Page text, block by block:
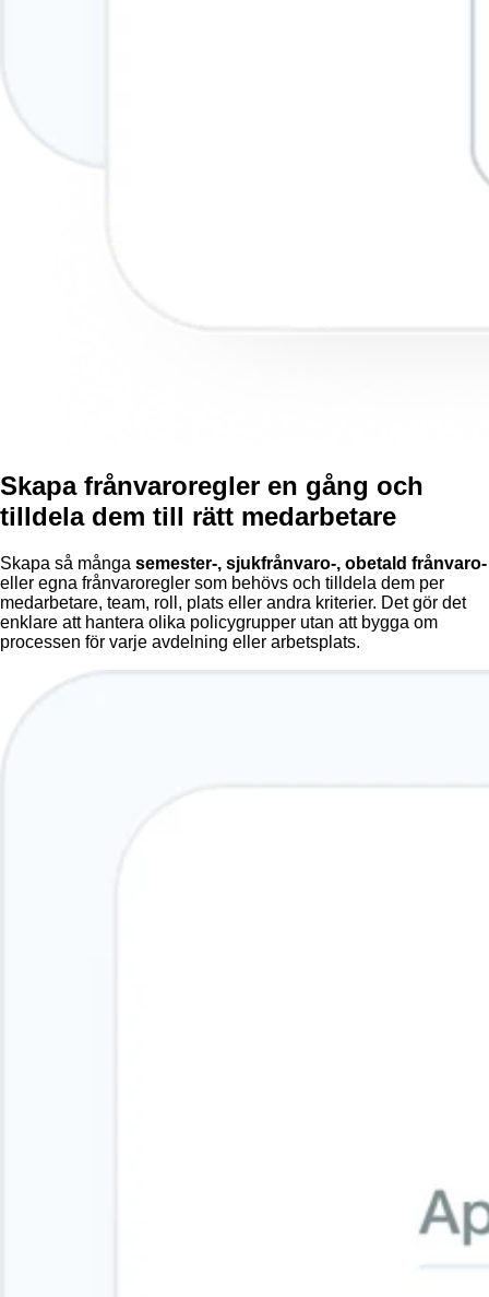
Skapa frånvaroregler en gång och
tilldela dem till rätt medarbetare
Skapa så många semester-, sjukfrånvaro-, obetald frånvaro-
eller egna frånvaroregler som behövs och tilldela dem per
medarbetare, team, roll, plats eller andra kriterier. Det gör det
enklare att hantera olika policygrupper utan att bygga om
processen för varje avdelning eller arbetsplats.